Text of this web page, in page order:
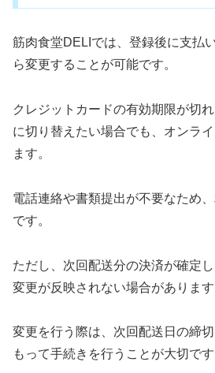
筋肉食堂DELIでは、登録後に支払
ら変更することが可能です。
クレジットカードの有効期限が切
に切り替えたい場合でも、オンラ
ます。
電話連絡や書類提出が不要なため
です。
ただし、次回配送分の決済が確定
変更が反映されない場合があります
変更を行う際は、次回配送日の締
もって手続きを行うことが大切です